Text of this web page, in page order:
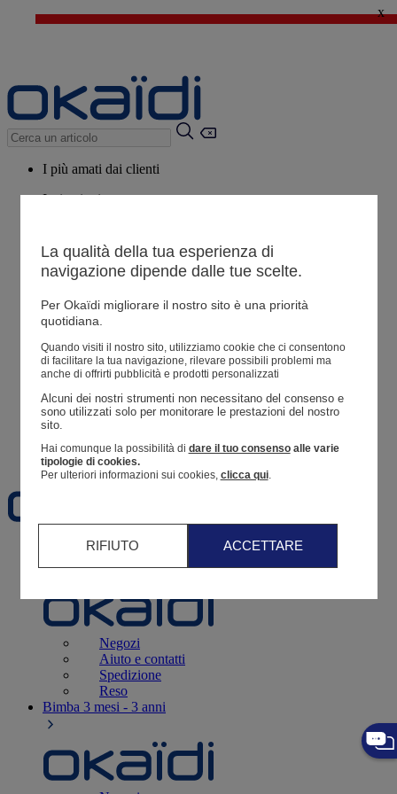
🔥SALDI : Ancora più prodotti fino al -60%*>
x
I più amati dai clienti
Ispirazioni
Potrebbero piacerti anche
Tutti i prodotti
Resoconto di un ordine
Preferiti
3 - 12 mesi
Negozi
Aiuto e contatti
Spedizione
Reso
Bimba 3 mesi - 3 anni
La qualità della tua esperienza di
navigazione dipende dalle tue scelte.
Per Okaïdi migliorare il nostro sito è una priorità
quotidiana.
Quando visiti il ​​nostro sito, utilizziamo cookie che ci consentono
di facilitare la tua navigazione, rilevare possibili problemi ma
anche di offrirti pubblicità e prodotti personalizzati
Alcuni dei nostri strumenti non necessitano del consenso e
sono utilizzati solo per monitorare le prestazioni del nostro
sito.
Hai comunque la possibilità di dare il tuo consensoalle varie
tipologie di cookies.
Per ulteriori informazioni sui cookies, clicca qui.
RIFIUTO ACCETTARE